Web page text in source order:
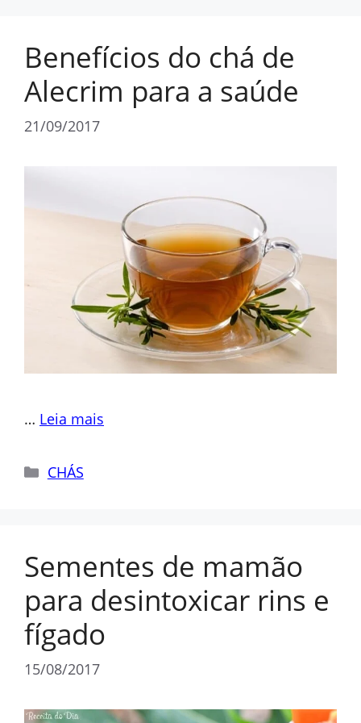
Benefícios do chá de
Alecrim para a saúde
21/09/2017
… Leia mais
Categorias
CHÁS
Sementes de mamão
para desintoxicar rins e
fígado
15/08/2017